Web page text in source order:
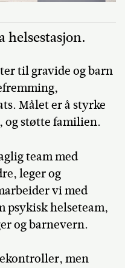
til gravide og barn
Målet er å styrke
og støtte familien.
team med
leger og
vi med
psykisk helseteam,
og barnevern.
men